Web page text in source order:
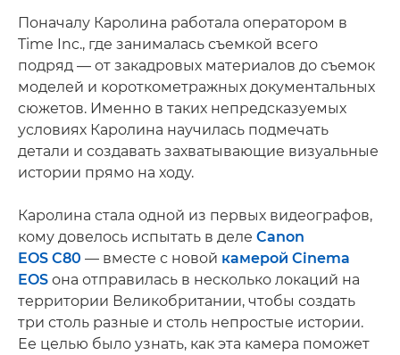
Поначалу Каролина работала оператором в
Time Inc., где занималась съемкой всего
подряд — от закадровых материалов до съемок
моделей и короткометражных документальных
сюжетов. Именно в таких непредсказуемых
условиях Каролина научилась подмечать
детали и создавать захватывающие визуальные
истории прямо на ходу.
Каролина стала одной из первых видеографов,
кому довелось испытать в деле Canon
EOS C80 — вместе с новой камерой Cinema
EOS она отправилась в несколько локаций на
территории Великобритании, чтобы создать
три столь разные и столь непростые истории.
Ее целью было узнать, как эта камера поможет